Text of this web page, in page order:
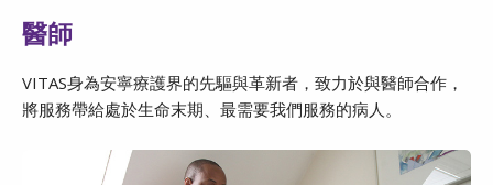
醫師
VITAS身為安寧療護界的先驅與革新者，致力於與醫師合作，
將服務帶給處於生命末期、最需要我們服務的病人。